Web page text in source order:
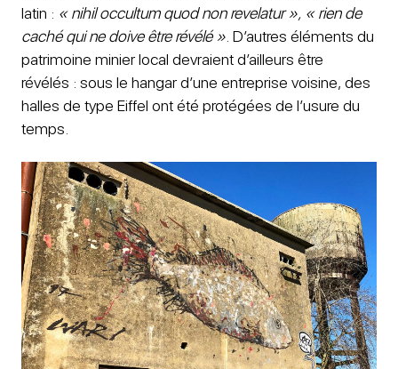
latin : « nihil occultum quod non revelatur », « rien de
caché qui ne doive être révélé » . D’autres éléments du
patrimoine minier local devraient d’ailleurs être
révélés : sous le hangar d’une entreprise voisine, des
halles de type Eiffel ont été protégées de l’usure du
temps.